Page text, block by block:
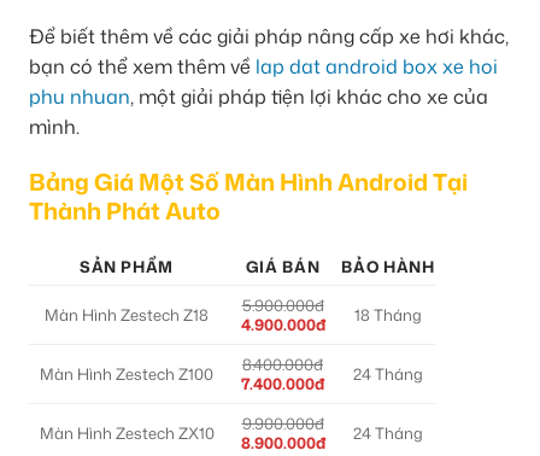
Để biết thêm về các giải pháp nâng cấp xe hơi khác,
bạn có thể xem thêm về lap dat android box xe hoi
phu nhuan, một giải pháp tiện lợi khác cho xe của
mình.
Bảng Giá Một Số Màn Hình Android Tại
Thành Phát Auto
SẢN PHẨM GIÁ BÁN BẢO HÀNH
Màn Hình Zestech Z18
5.900.000đ
4.900.000đ
18 Tháng
Màn Hình Zestech Z100
8.400.000đ
7.400.000đ
24 Tháng
Màn Hình Zestech ZX10
9.900.000đ
8.900.000đ
24 Tháng